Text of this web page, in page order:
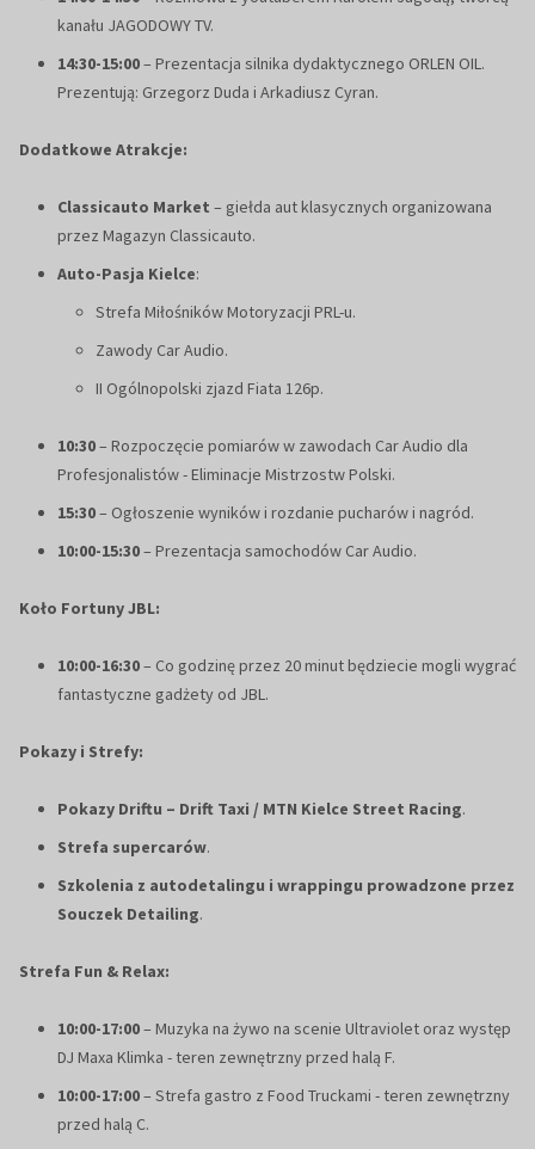
kanału JAGODOWY TV.
14:30-15:00– Prezentacja silnika dydaktycznego ORLEN OIL.
Prezentują: Grzegorz Duda i Arkadiusz Cyran.
Dodatkowe Atrakcje:
Classicauto Market – giełda aut klasycznych organizowana
przez Magazyn Classicauto.
Auto-Pasja Kielce:
Strefa Miłośników Motoryzacji PRL-u.
Zawody Car Audio.
II Ogólnopolski zjazd Fiata 126p.
10:30– Rozpoczęcie pomiarów w zawodach Car Audio dla
Profesjonalistów - Eliminacje Mistrzostw Polski.
15:30– Ogłoszenie wyników i rozdanie pucharów i nagród.
10:00-15:30– Prezentacja samochodów Car Audio.
Koło Fortuny JBL:
10:00-16:30– Co godzinę przez 20 minut będziecie mogli wygrać
fantastyczne gadżety od JBL.
Pokazy i Strefy:
Pokazy Driftu – Drift Taxi / MTN Kielce Street Racing.
Strefa supercarów.
Szkolenia z autodetalingu i wrappingu prowadzone przez
Souczek Detailing.
Strefa Fun & Relax:
10:00-17:00– Muzyka na żywo na scenie Ultraviolet oraz występ
DJ Maxa Klimka - teren zewnętrzny przed halą F.
10:00-17:00– Strefa gastro z Food Truckami - teren zewnętrzny
przed halą C.